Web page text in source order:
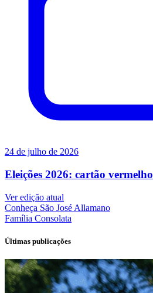
24 de julho de 2026
Eleições 2026: cartão vermelho
Ver edição atual
Conheça São José Allamano
Família Consolata
Últimas publicações